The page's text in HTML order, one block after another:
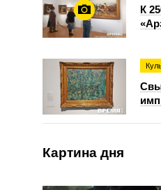
К
Картина дня